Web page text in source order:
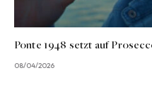
Ponte 1948 setzt auf
08/04/2026